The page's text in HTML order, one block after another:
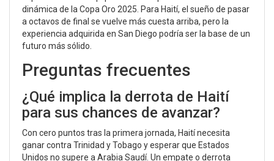
dinámica de la Copa Oro 2025 . Para Haití, el sueño de pasar
a octavos de final se vuelve más cuesta arriba, pero la
experiencia adquirida en San Diego podría ser la base de un
futuro más sólido.
Preguntas frecuentes
¿Qué implica la derrota de Haití
para sus chances de avanzar?
Con cero puntos tras la primera jornada, Haití necesita
ganar contra Trinidad y Tobago y esperar que Estados
Unidos no supere a Arabia Saudí. Un empate o derrota